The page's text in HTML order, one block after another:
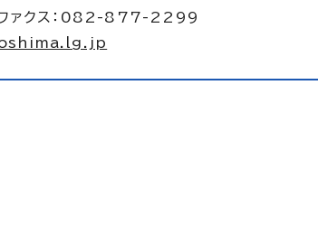
クス：082-877-2299